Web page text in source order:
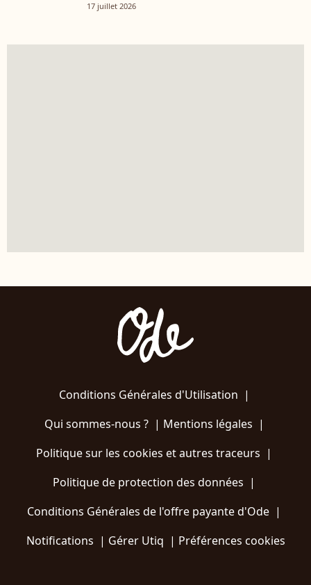
17 juillet 2026
Conditions Générales d'Utilisation |
Qui sommes-nous ?| Mentions légales |
Politique sur les cookies et autres traceurs |
Politique de protection des données |
Conditions Générales de l'offre payante d'Ode |
Notifications | Gérer Utiq | Préférences cookies